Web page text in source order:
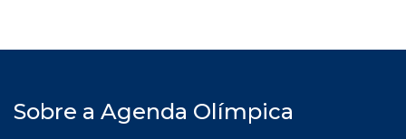
Sobre a Agenda Olímpica